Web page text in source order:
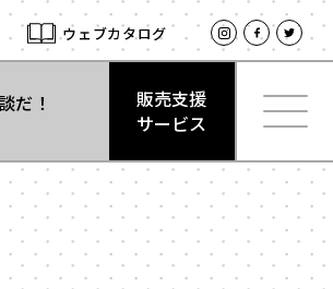
ウェブカタログ
だ！
販売支援
サービス
販売支援
サービス
とは
材質 で探す
紙
サテン
レザー